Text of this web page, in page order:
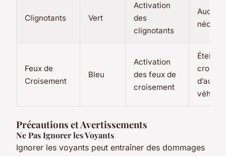
Clignotants Vert
Activation
des
clignotants
Feux de
Croisement
Bleu
Activation
des feux de
croisement
d’autres
Précautions et Avertissements
Ne Pas Ignorer les Voyants
Ignorer les voyants peut entraîner des dommages